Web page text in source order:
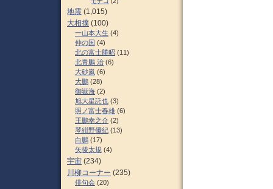
地震 (1,015)
大相撲 (100)
一山本大生 (4)
仲の国 (4)
北の富士勝昭 (11)
北青鵬 治 (6)
大砂嵐 (6)
大鵬 (28)
御嶽海 (2)
旭大星託也 (3)
照ノ富士春雄 (6)
王鵬幸之介 (2)
琴紺野優紀 (13)
白鵬 (17)
矢後太規 (4)
宇宙 (234)
川柳コーナー (235)
俳句会 (20)